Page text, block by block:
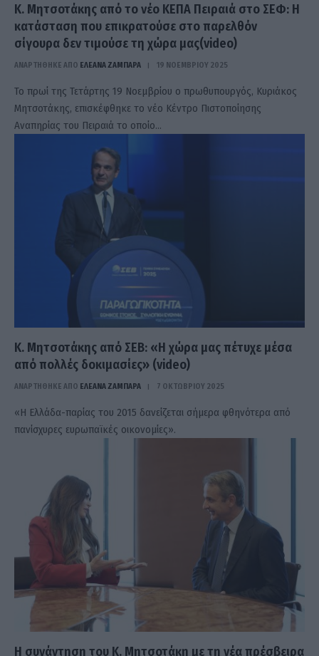
Κ. Μητσοτάκης από το νέο ΚΕΠΑ Πειραιά στο ΣΕΦ: Η
κατάσταση που επικρατούσε στο παρελθόν
σίγουρα δεν τιμούσε τη χώρα μας(video)
ΑΝΑΡΤΗΘΗΚΕ ΑΠΟ ΕΛΕΑΝΑ ΖΑΜΠΑΡΑ 19 ΝΟΕΜΒΡΊΟΥ 2025
Το πρωί της Τετάρτης 19 Νοεμβρίου ο πρωθυπουργός, Κυριάκος
Μητσοτάκης, επισκέφθηκε το νέο Κέντρο Πιστοποίησης
Αναπηρίας του Πειραιά το οποίο…
Κ. Μητσοτάκης από ΣΕΒ: «Η χώρα μας πέτυχε μέσα
από πολλές δοκιμασίες» (video)
ΑΝΑΡΤΗΘΗΚΕ ΑΠΟ ΕΛΕΑΝΑ ΖΑΜΠΑΡΑ 7 ΟΚΤΩΒΡΊΟΥ 2025
«Η Ελλάδα-παρίας του 2015 δανείζεται σήμερα φθηνότερα από
πανίσχυρες ευρωπαϊκές οικονομίες».
H συνάντηση του Κ. Μητσοτάκη με τη νέα πρέσβειρα